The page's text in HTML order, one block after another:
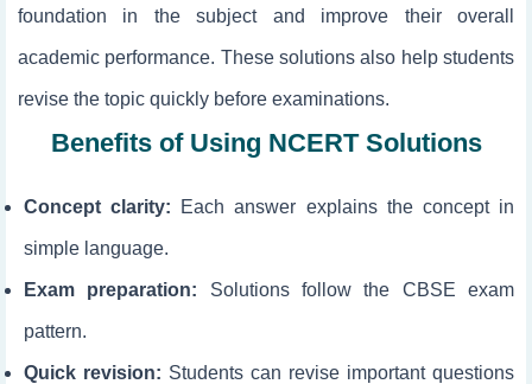
foundation in the subject and improve their overall
academic performance. These solutions also help students
revise the topic quickly before examinations.
Benefits of Using NCERT Solutions
Concept clarity: Each answer explains the concept in
simple language.
Exam preparation: Solutions follow the CBSE exam
pattern.
Quick revision: Students can revise important questions